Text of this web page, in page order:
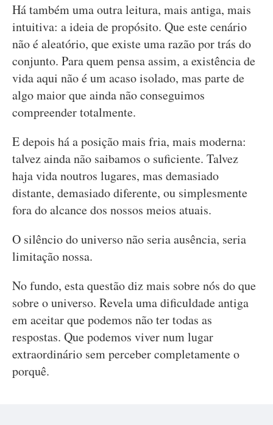
Há também uma outra leitura, mais antiga, mais
intuitiva: a ideia de propósito. Que este cenário
não é aleatório, que existe uma razão por trás do
conjunto. Para quem pensa assim, a existência de
vida aqui não é um acaso isolado, mas parte de
algo maior que ainda não conseguimos
compreender totalmente.
E depois há a posição mais fria, mais moderna:
talvez ainda não saibamos o suficiente. Talvez
haja vida noutros lugares, mas demasiado
distante, demasiado diferente, ou simplesmente
fora do alcance dos nossos meios atuais.
O silêncio do universo não seria ausência, seria
limitação nossa.
No fundo, esta questão diz mais sobre nós do que
sobre o universo. Revela uma dificuldade antiga
em aceitar que podemos não ter todas as
respostas. Que podemos viver num lugar
extraordinário sem perceber completamente o
porquê.